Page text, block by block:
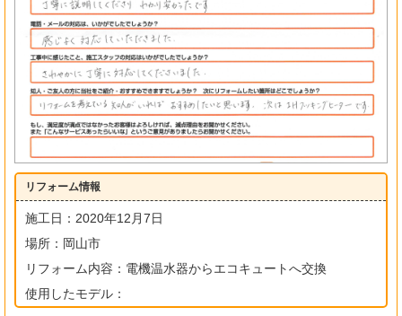
リフォーム情報
施工日：2020年12月7日
場所：岡山市
リフォーム内容：電機温水器からエコキュートへ交換
使用したモデル：